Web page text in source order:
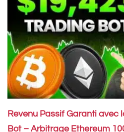
Revenu Passif Garanti avec
Bot – Arbitrage Ethereum